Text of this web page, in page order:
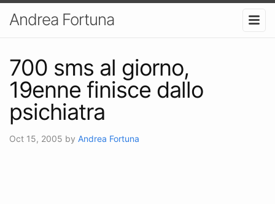
Andrea Fortuna
700 sms al giorno,
19enne finisce dallo
psichiatra
Oct 15, 2005 by Andrea Fortuna